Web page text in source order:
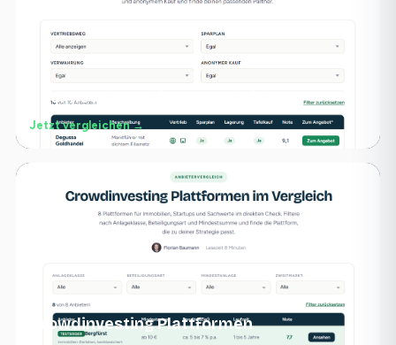
Edelmetalle Anbieter Vergleich
Jetzt vergleichen →
Crowdinvesting Plattformen